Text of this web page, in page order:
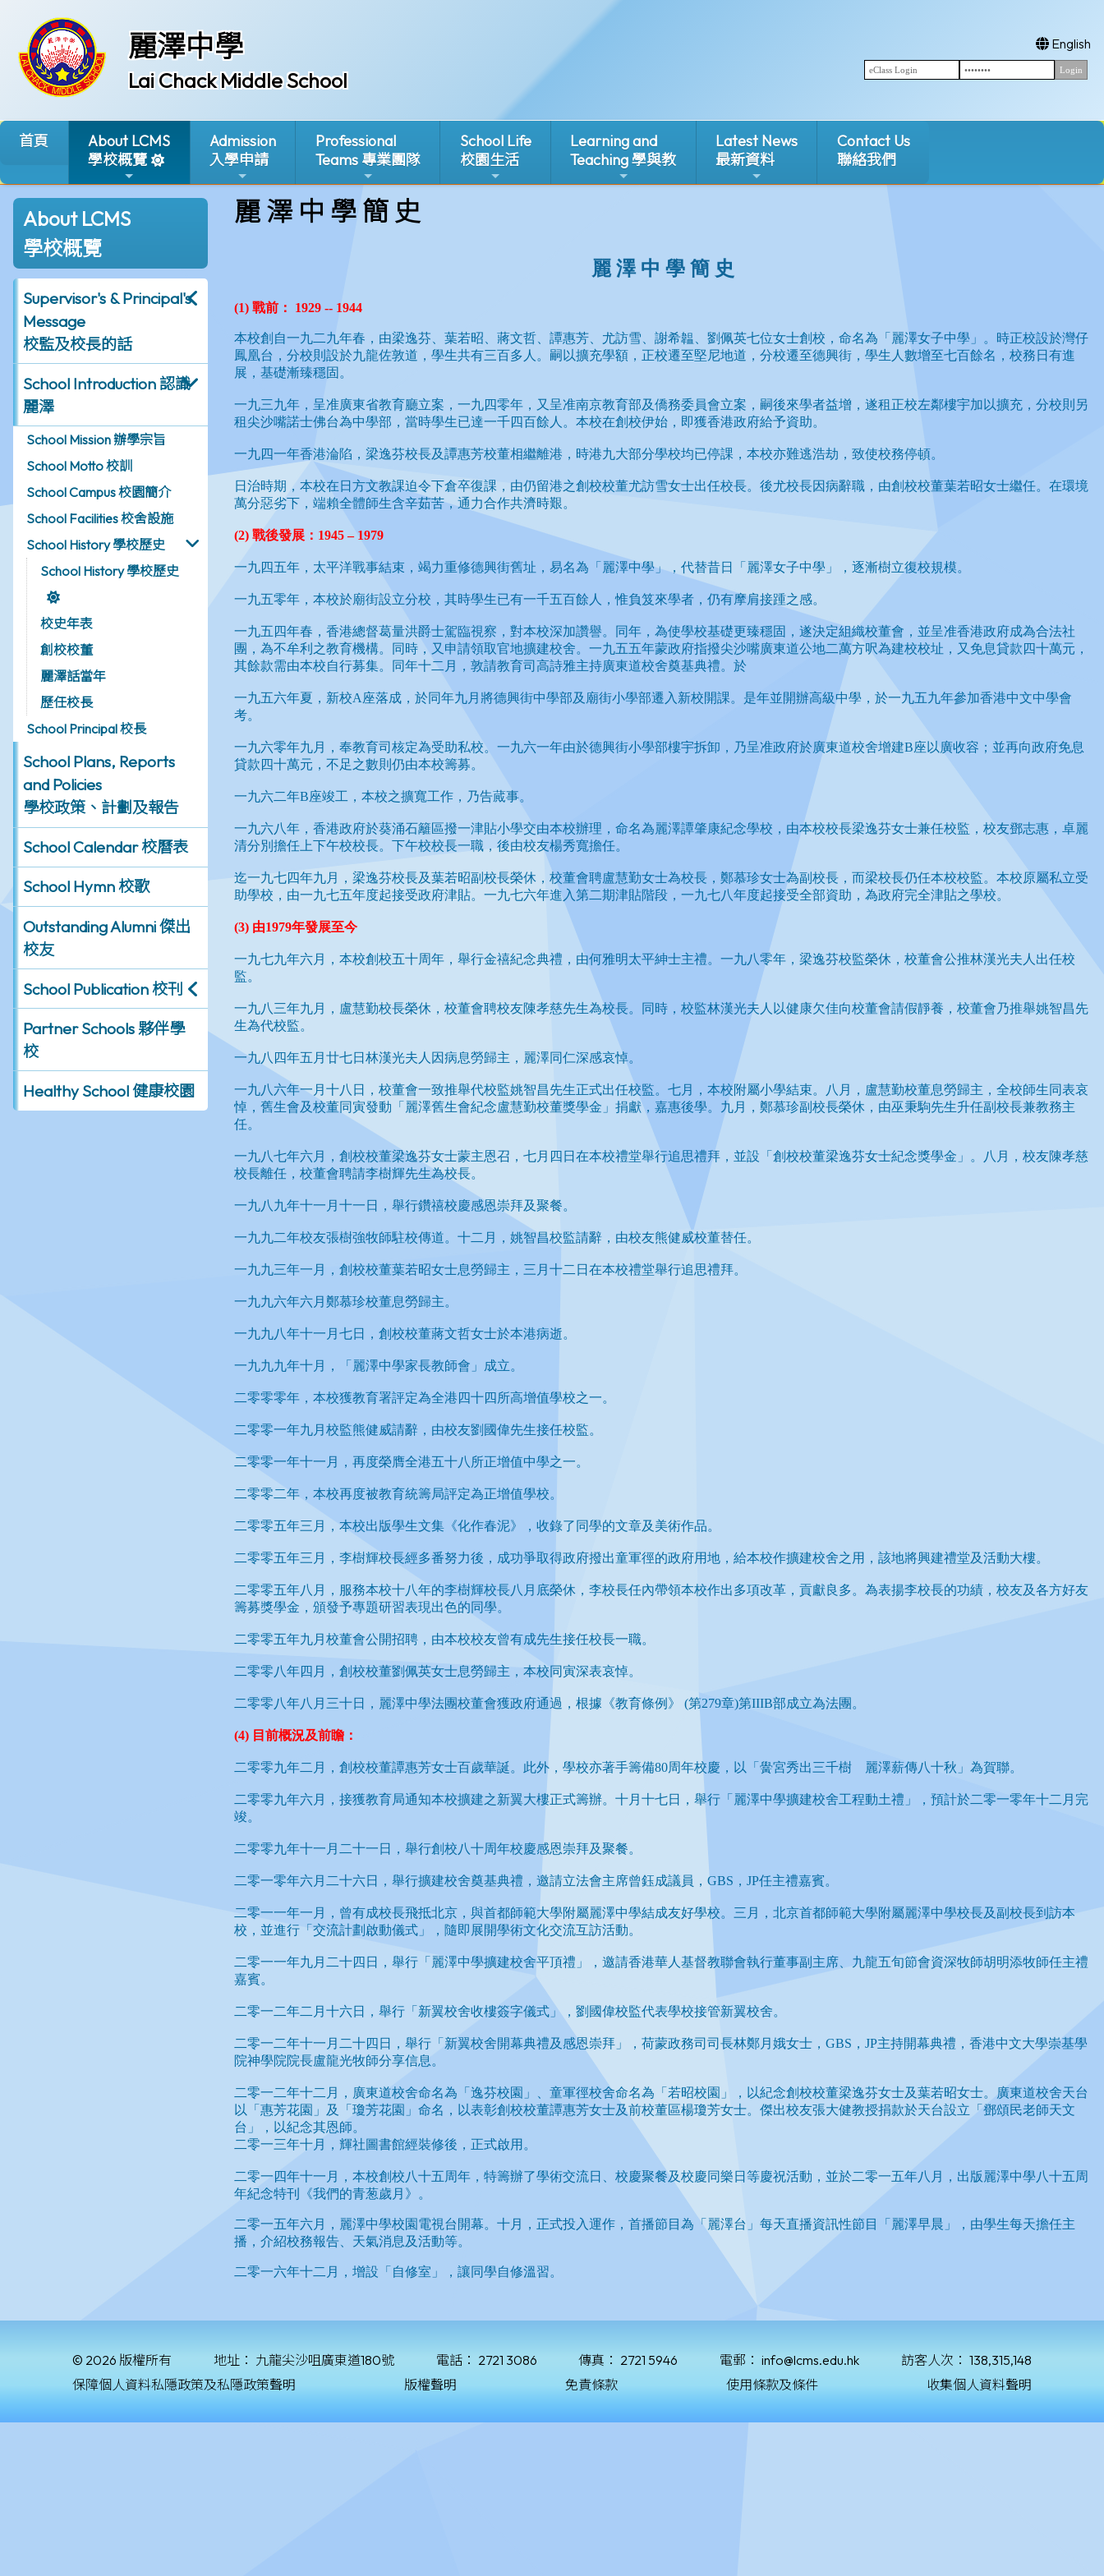
麗澤中學
Lai Chack Middle School
English
首頁
About LCMS
學校概覽
Admission
入學申請
Professional
Teams 專業團隊
School Life
校園生活
Learning and
Teaching 學與教
Latest News
最新資料
Contact Us
聯絡我們
About LCMS
學校概覽
Supervisor's & Principal's
Message
校監及校長的話
School Introduction 認識
麗澤
School Mission 辦學宗旨
School Motto 校訓
School Campus 校園簡介
School Facilities 校舍設施
School History 學校歷史
School History 學校歷史
校史年表
創校校董
麗澤話當年
歷任校長
School Principal 校長
School Plans, Reports
and Policies
學校政策、計劃及報告
School Calendar 校曆表
School Hymn 校歌
Outstanding Alumni 傑出
校友
School Publication 校刊
Partner Schools 夥伴學
校
Healthy School 健康校園
麗 澤 中 學 簡 史
© 2026 版權所有 地址： 九龍尖沙咀廣東道180號 電話： 2721 3086 傳真： 2721 5946 電郵： info@lcms.edu.hk 訪客人次： 138,315,148
保障個人資料私隱政策及私隱政策聲明
版權聲明 免責條款 使用條款及條件 收集個人資料聲明